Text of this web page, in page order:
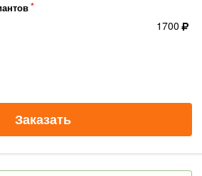
1700
Заказать